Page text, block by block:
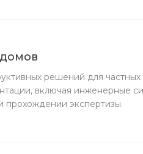
решений для
включая инженерные
прохождении экспертизы.